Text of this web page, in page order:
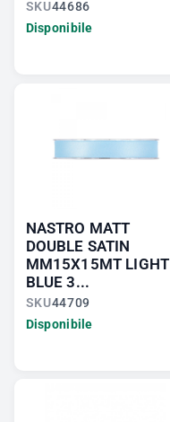
SKU44686
Disponibile
NASTRO MATT
DOUBLE SATIN
MM15X15MT LIGHT
BLUE 3...
SKU44709
Disponibile